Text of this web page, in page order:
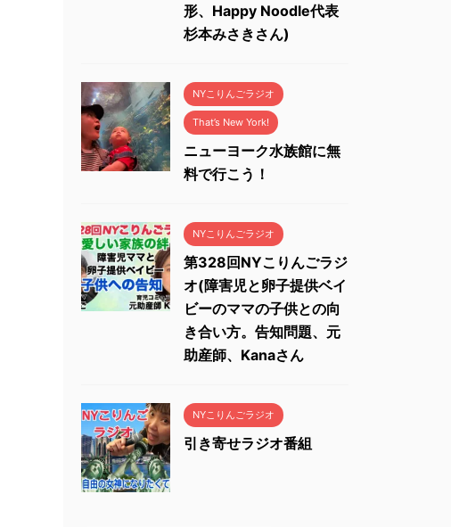
形、Happy Noodle代表
杉本みさきさん)
NYこりんごラジオ
That’s New York!
ニューヨーク水族館に無
料で行こう！
NYこりんごラジオ
第328回NYこりんごラジ
オ(障害児と卵子提供ベイ
ビーのママの子供との向
き合い方。告知問題、元
助産師、Kanaさん
NYこりんごラジオ
引き寄せラジオ番組